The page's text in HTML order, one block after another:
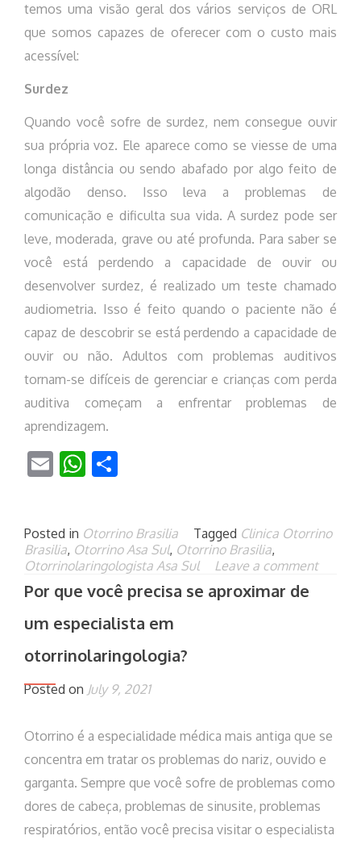
temos uma visão geral dos vários serviços de ORL
que somos capazes de oferecer com o custo mais
acessível:
Surdez
Quando você sofre de surdez, nem consegue ouvir
sua própria voz. Ele aparece como se viesse de uma
longa distância ou sendo abafado por algo feito de
algodão denso. Isso leva a problemas de
comunicação e dificulta sua vida. A surdez pode ser
leve, moderada, grave ou até profunda. Para saber se
você está perdendo a capacidade de ouvir ou
desenvolver surdez, é realizado um teste chamado
audiometria. Isso é feito quando o paciente não é
capaz de descobrir se está perdendo a capacidade de
ouvir ou não. Adultos com problemas auditivos
tornam-se difíceis de gerenciar e crianças com perda
auditiva começam a enfrentar problemas de
aprendizagem.
Email WhatsApp
Posted in Otorrino Brasilia Tagged Clinica Otorrino
Brasilia, Otorrino Asa Sul, Otorrino Brasilia,
Otorrinolaringologista Asa Sul
Leave a comment
Por que você precisa se aproximar de
um especialista em
otorrinolaringologia?
Posted on July 9, 2021
Otorrino é a especialidade médica mais antiga que se
concentra em tratar os problemas do nariz, ouvido e
garganta. Sempre que você sofre de problemas como
dores de cabeça, problemas de sinusite, problemas
respiratórios, então você precisa visitar o especialista